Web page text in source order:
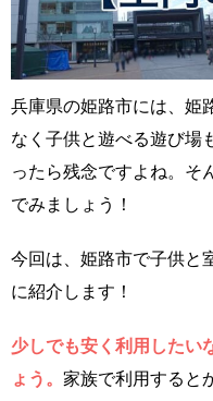
兵庫県の姫路市には、姫
なく子供と遊べる遊び場
ったら残念ですよね。そ
でみましょう！
今回は、姫路市で子供と
に紹介します！
少しでも安く利用したい
ょう。 家族で利用すると